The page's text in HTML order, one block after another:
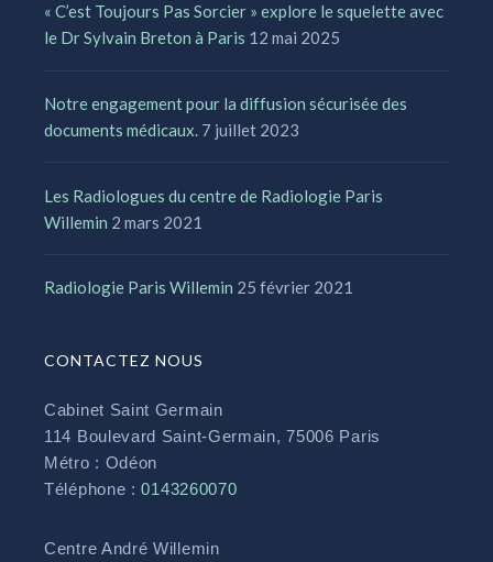
« C’est Toujours Pas Sorcier » explore le squelette avec
le Dr Sylvain Breton à Paris 12 mai 2025
Notre engagement pour la diffusion sécurisée des
documents médicaux. 7 juillet 2023
Les Radiologues du centre de Radiologie Paris
Willemin 2 mars 2021
Radiologie Paris Willemin 25 février 2021
CONTACTEZ NOUS
Cabinet Saint Germain
114 Boulevard Saint-Germain, 75006 Paris
Métro : Odéon
Téléphone :0143260070
Centre André Willemin